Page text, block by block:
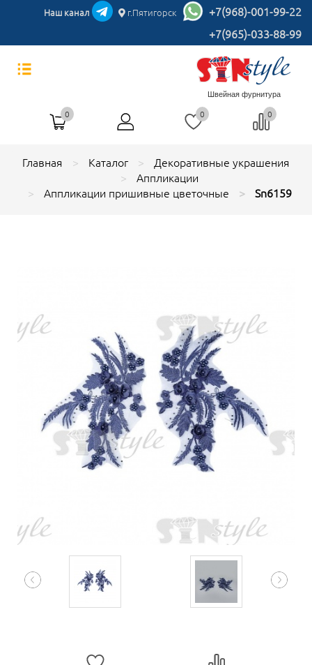
Наш канал г.Пятигорск
+7(968)-001-99-22
+7(965)-033-88-99
Швейная фурнитура
0 0 0
Главная Каталог
Декоративные украшения
Аппликации
Аппликации пришивные цветочные
Sn6159